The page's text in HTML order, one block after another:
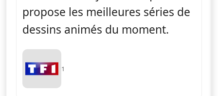
propose les meilleures séries de
dessins animés du moment.
1